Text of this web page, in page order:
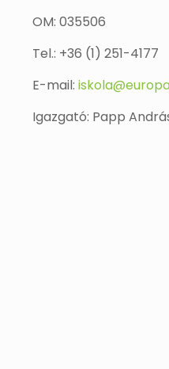
OM: 035506
Tel.: +36 (1) 251-4177
E-mail:
Igazgató: Papp